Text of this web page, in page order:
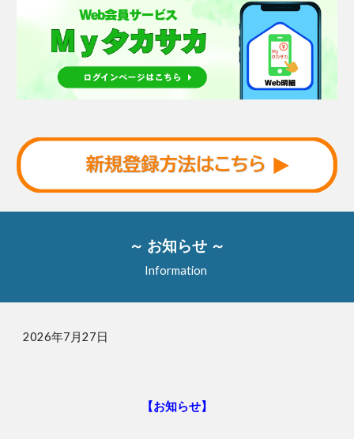
～ お知らせ ～
Information
2026年7 月27日
【お知らせ】